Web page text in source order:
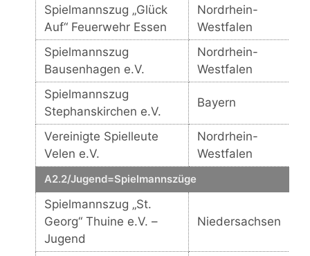
Spielmannszug „Glück
Auf“ Feuerwehr Essen
Nordrhein-
Westfalen
Spielmannszug
Bausenhagen e.V.
Nordrhein-
Westfalen
Spielmannszug
Stephanskirchen e.V.
Bayern
Vereinigte Spielleute
Velen e.V.
Nordrhein-
Westfalen
A2.2/Jugend=Spielmannszüge
Spielmannszug „St.
Georg“ Thuine e.V. –
Jugend
Niedersachsen